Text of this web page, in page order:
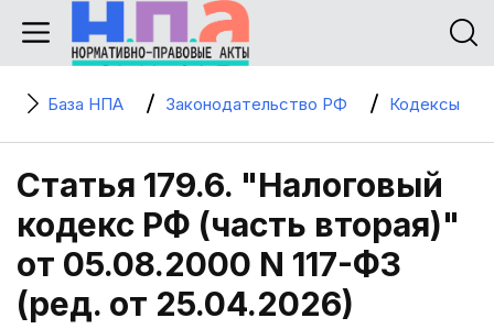
База НПА Законодательство РФ Кодексы
Статья 179.6. "Налоговый
кодекс РФ (часть вторая)"
от 05.08.2000 N 117-ФЗ
(ред. от 25.04.2026)